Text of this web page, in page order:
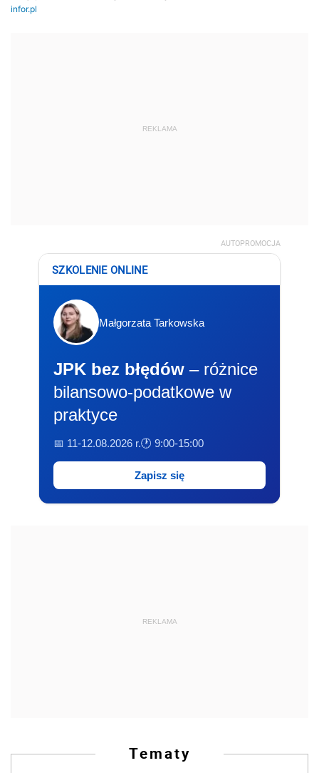
REKLAMA
AUTOPROMOCJA
SZKOLENIE ONLINE
Małgorzata Tarkowska
JPK bez błędów – różnice
bilansowo-podatkowe w
praktyce
📅 11-12.08.2026 r.🕐 9:00-15:00
Zapisz się
REKLAMA
Tematy